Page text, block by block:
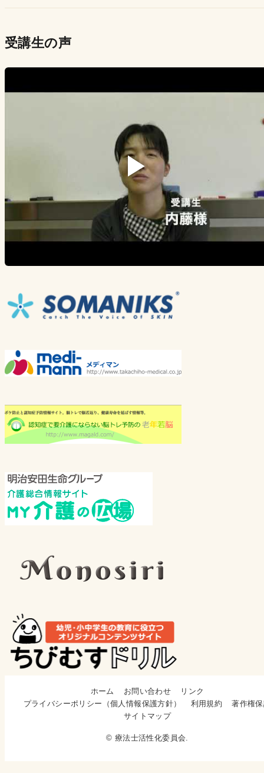
受講生の声
▶
ホーム お問い合わせ
リンク
プライバシーポリシー（個人情報保護方針）
利用規約
著作権
サイトマップ
© 療法士活性化委員会.